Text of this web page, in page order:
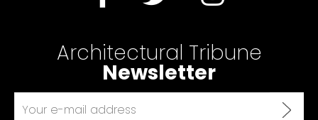
Architectural Tribune
Newsletter